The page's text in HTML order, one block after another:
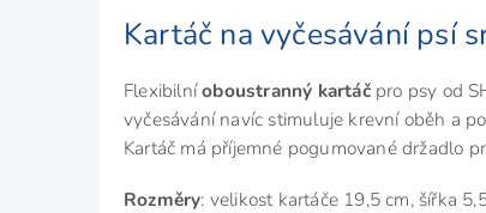
Kartáč na vyčesávání psí
Flexibilníoboustranný kartáč pro psy od
vyčesávání navíc stimuluje krevní oběh a
Kartáč má příjemné pogumované držadlo
Rozměry: velikost kartáče 19,5 cm, šířka